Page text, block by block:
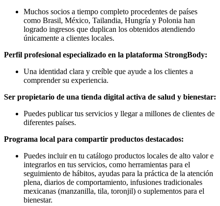
Muchos socios a tiempo completo procedentes de países
como Brasil, México, Tailandia, Hungría y Polonia han
logrado ingresos que duplican los obtenidos atendiendo
únicamente a clientes locales.
Perfil profesional especializado en la plataforma StrongBody:
Una identidad clara y creíble que ayude a los clientes a
comprender su experiencia.
Ser propietario de una tienda digital activa de salud y bienestar:
Puedes publicar tus servicios y llegar a millones de clientes de
diferentes países.
Programa local para compartir productos destacados:
Puedes incluir en tu catálogo productos locales de alto valor e
integrarlos en tus servicios, como herramientas para el
seguimiento de hábitos, ayudas para la práctica de la atención
plena, diarios de comportamiento, infusiones tradicionales
mexicanas (manzanilla, tila, toronjil) o suplementos para el
bienestar.